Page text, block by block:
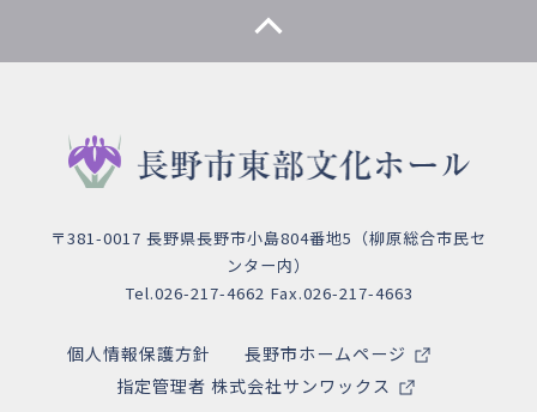
〒381-0017 長野県長野市小島804番地5（柳原総合市民セ
ンター内）
Tel.026-217-4662 Fax.026-217-4663
個人情報保護方針
長野市ホームページ
指定管理者 株式会社サンワックス